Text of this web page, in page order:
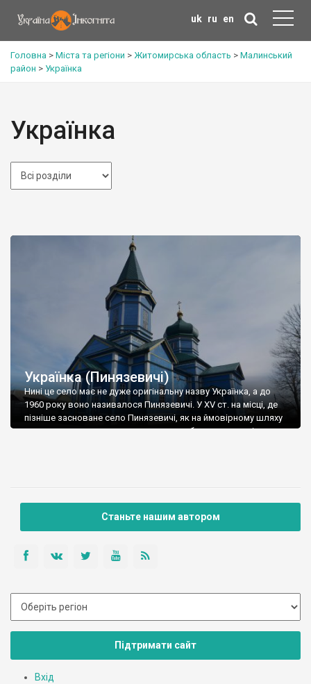
uk ru en
Головна > Міста та регіони > Житомирська область > Малинський
район > Українка
Українка
Українка (Пинязевичі)
Нині це село має не дуже оригінальну назву Українка, а до
1960 року воно називалося Пинязевичі. У XV ст. на місці, де
пізніше засноване село Пинязевичі, як на ймовірному шляху
вторгнення турецько-татарських орд, будуються засіки,
Станьте нашим автором
Підтримати сайт
Вхід